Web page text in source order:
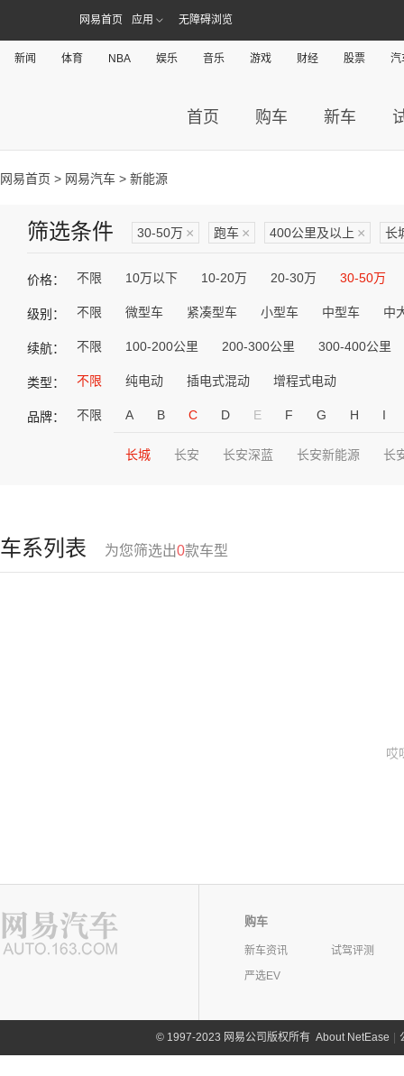
网易首页 应用 无障碍浏览
新闻 体育 NBA 娱乐 音乐 游戏 财经 股票 汽
首页 购车 新车
网易首页 > 网易汽车 > 新能源
筛选条件 30-50万 × 跑车 × 400公里及以上 × 长
价格： 不限 10万以下 10-20万 20-30万 30-50万
级别： 不限 微型车 紧凑型车 小型车 中型车 中
续航： 不限 100-200公里 200-300公里 300-400公里
类型： 不限 纯电动 插电式混动 增程式电动
品牌： 不限 A B C D E F G H I
长城 长安 长安深蓝 长安新能源 长
车系列表 为您筛选出0款车型
哎
购车
新车资讯
试驾评测
严选EV
©1997-2023 网易公司版权所有 About NetEase